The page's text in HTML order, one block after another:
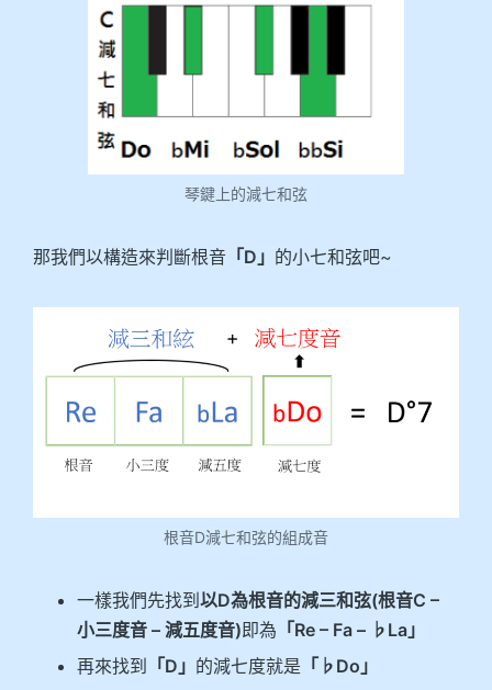
琴鍵上的減七和弦
那我們以構造來判斷根音 「D」 的小七和弦吧~
根音D減七和弦的組成音
一樣我們先找到以D為根音的減三和弦(根音C –
小三度音 – 減五度音)即為 「Re – Fa – ♭La」
再來找到 「D」 的減七度就是 「♭Do」